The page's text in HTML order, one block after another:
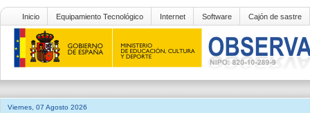
Inicio Equipamiento Tecnológico Internet Software Cajón de sastre
Viernes, 07 Agosto 2026